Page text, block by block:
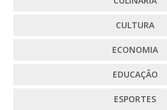
CULTURA
ECONOMIA
EDUCAÇÃO
ESPORTES